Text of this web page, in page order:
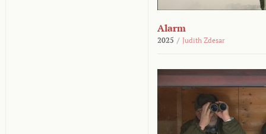
Alarm
2025 / Judith Zdesar